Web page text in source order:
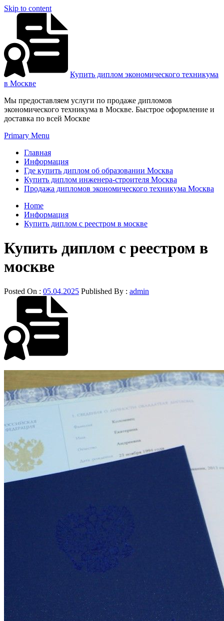
Skip to content
Купить диплом экономического техникума
в Москве
Мы предоставляем услуги по продаже дипломов
экономического техникума в Москве. Быстрое оформление и
доставка по всей Москве
Primary Menu
Главная
Информация
Где купить диплом об образовании Москва
Купить диплом инженера-строителя Москва
Продажа дипломов экономического техникума Москва
Home
Информация
Купить диплом с реестром в москве
Купить диплом с реестром в
москве
Posted On : 05.04.2025 Published By : admin